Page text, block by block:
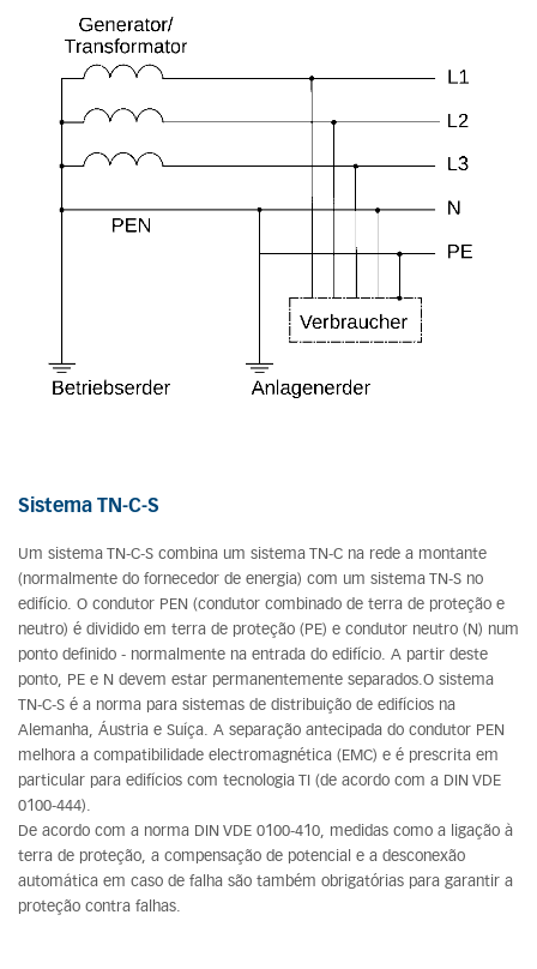
Sistema TN-C-S
Um sistema TN-C-S combina um sistema TN-C na rede a montante
(normalmente do fornecedor de energia) com um sistema TN-S no
edifício. O condutor PEN (condutor combinado de terra de proteção e
neutro) é dividido em terra de proteção (PE) e condutor neutro (N) num
ponto definido - normalmente na entrada do edifício. A partir deste
ponto, PE e N devem estar permanentemente separados.O sistema
TN-C-S é a norma para sistemas de distribuição de edifícios na
Alemanha, Áustria e Suíça. A separação antecipada do condutor PEN
melhora a compatibilidade electromagnética (EMC) e é prescrita em
particular para edifícios com tecnologia TI (de acordo com a DIN VDE
0100-444).
De acordo com a norma DIN VDE 0100-410, medidas como a ligação à
terra de proteção, a compensação de potencial e a desconexão
automática em caso de falha são também obrigatórias para garantir a
proteção contra falhas.